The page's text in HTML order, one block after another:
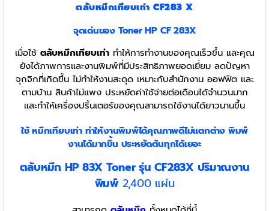
ตลับหมึกเทียบเท่า CF283 X
จุดเด่นของ TonerHP CF 283X
เมื่อใช้ ตลับหมึกเทียบเท่าทำให้การทำงานของคุณเร็วขึ้น และคุณ
ยังได้ภาพการและงานพิมพ์ที่มีประสิทธิภาพยอดเยี่ยม ลดปัญหา
จุกจิกที่เกิดขึ้น ไม่ทำให้งานสะดุด เหมาะกับสำนักงาน ออฟฟิต และ
ตามบ้าน สินค้าไม่แพง ประหยัดค่าใช้จ่ายต่อเดือนได้จำนวนมาก
และทำให้เครื่องปริ้นเตอร์ของคุณสามารถใช้งานได้ยาวนานขึ้น
ใช้ หมึกเทียบเท่า ทำให้งานพิมพ์ได้คุณภาพดีไม่แตกต่าง พิมพ์
งานได้มากขึ้น ประหยัดต้นทุกได้เยอะ
ตลับหมึก HP 83X Toner รุ่น CF283X ปริมาณงาน
พิมพ์2,400 แผ่น